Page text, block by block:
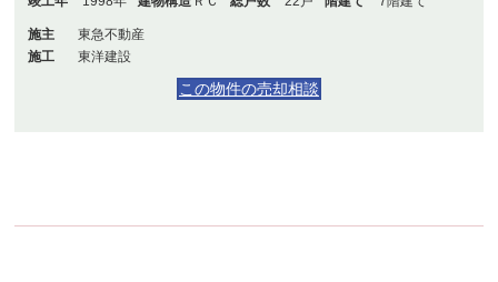
施主
東急不動産
施工
東洋建設
この物件の売却相談